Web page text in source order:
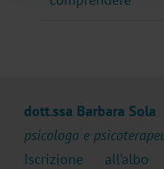
dott.ssa Barbara Sola
psicologa e
Iscrizione